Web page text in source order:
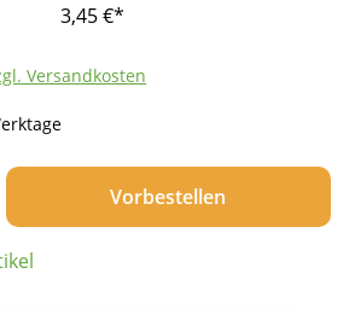
3,45 €*
Versandkosten
Gib den gewünschten
Vorbestellen